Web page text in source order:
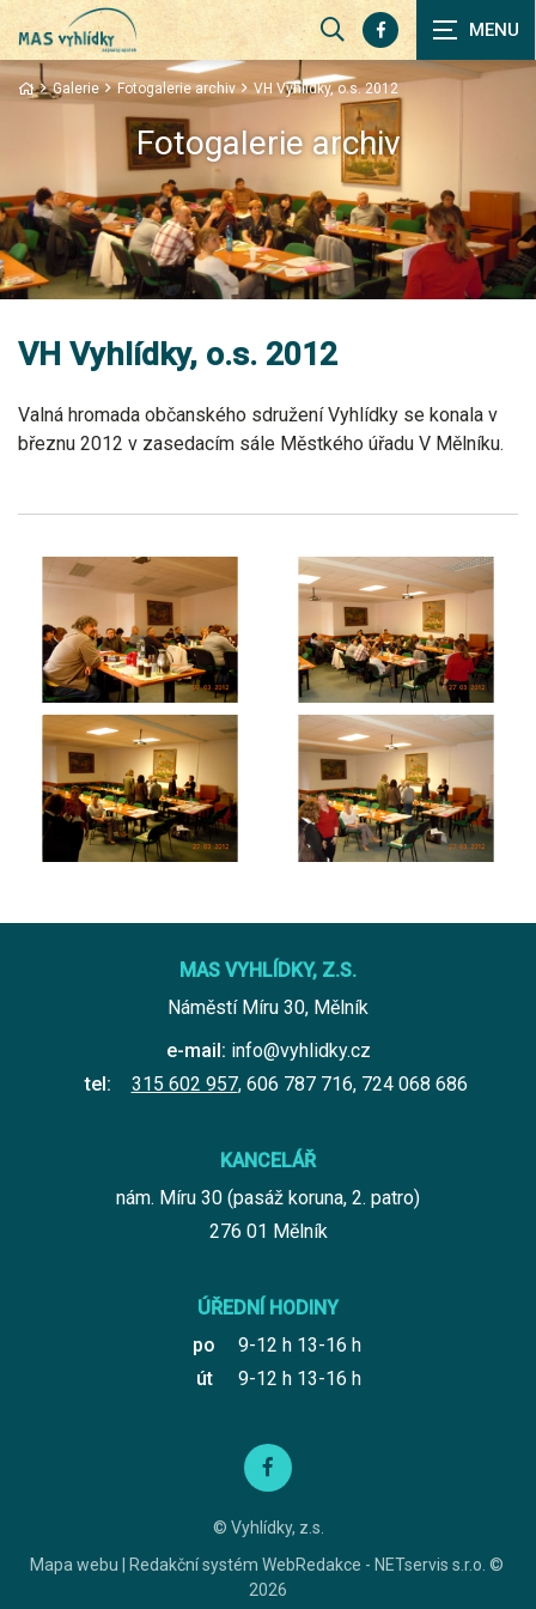
Zobrazit
vyhledávání
Galerie Fotogalerie archiv VH Vyhlídky, o.s. 2012
Fotogalerie archiv
VH Vyhlídky, o.s. 2012
Valná hromada občanského sdružení Vyhlídky se konala v
březnu 2012 v zasedacím sále Městkého úřadu V Mělníku.
MAS VYHLÍDKY, Z.S.
Náměstí Míru 30, Mělník
e-mail: info@vyhlidky.cz
tel:
315 602 957, 606 787 716, 724 068 686
KANCELÁŘ
nám. Míru 30 (pasáž koruna, 2. patro)
276 01 Mělník
ÚŘEDNÍ HODINY
po
9-12 h 13-16 h
út
9-12 h 13-16 h
© Vyhlídky, z.s.
Mapa webu
Redakční systém WebRedakce - NETservis s.r.o. ©
2026